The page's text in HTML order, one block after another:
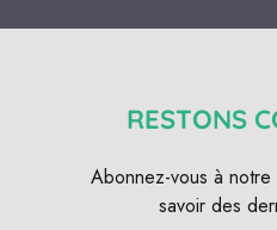
RESTONS
Abonnez-vous à
savoir des